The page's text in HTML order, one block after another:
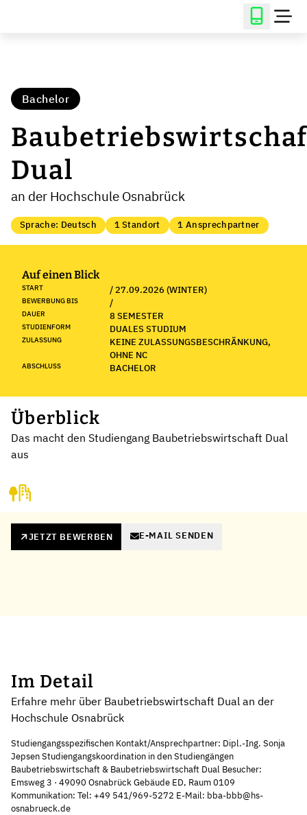
Bachelor
Dual
an der Hochschule Osnabrück
Sprache: Deutsch 1 Standort 1 Ansprechpartner
Auf einen Blick
START / 27.09.2026 (WINTER)
BEWERBUNG BIS /
DAUER 8 SEMESTER
STUDIENFORM DUALES STUDIUM
ZULASSUNG
KEINE ZULASSUNGSBESCHRÄNKUNG,
OHNE NC
ABSCHLUSS BACHELOR
Überblick
Das macht den Studiengang Baubetriebswirtschaft Dual
aus
JETZT BEWERBEN E-MAIL SENDEN
Im Detail
Erfahre mehr über Baubetriebswirtschaft Dual an der
Hochschule Osnabrück
Studiengangsspezifischen Kontakt/Ansprechpartner: Dipl.-Ing. Sonja
Jepsen Studiengangskoordination in den Studiengängen
Baubetriebswirtschaft & Baubetriebswirtschaft Dual Besucher:
Emsweg 3 · 49090 Osnabrück Gebäude ED, Raum 0109
Kommunikation: Tel: +49 541/969-5272 E-Mail: bba-bbb@hs-
osnabrueck.de